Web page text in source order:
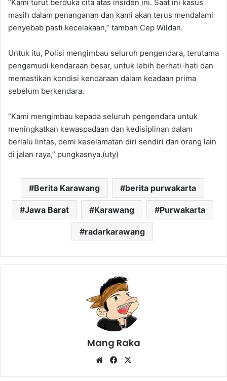
“Kami turut berduka cita atas insiden ini. Saat ini kasus
masih dalam penanganan dan kami akan terus mendalami
penyebab pasti kecelakaan,” tambah Cep Wildan.
Untuk itu, Polisi mengimbau seluruh pengendara, terutama
pengemudi kendaraan besar, untuk lebih berhati-hati dan
memastikan kondisi kendaraan dalam keadaan prima
sebelum berkendara.
“Kami mengimbau kepada seluruh pengendara untuk
meningkatkan kewaspadaan dan kedisiplinan dalam
berlalu lintas, demi keselamatan diri sendiri dan orang lain
di jalan raya,” pungkasnya.(uty)
Berita Karawang berita purwakarta
Jawa Barat Karawang Purwakarta
radarkarawang
Mang Raka
WebsiteFacebook